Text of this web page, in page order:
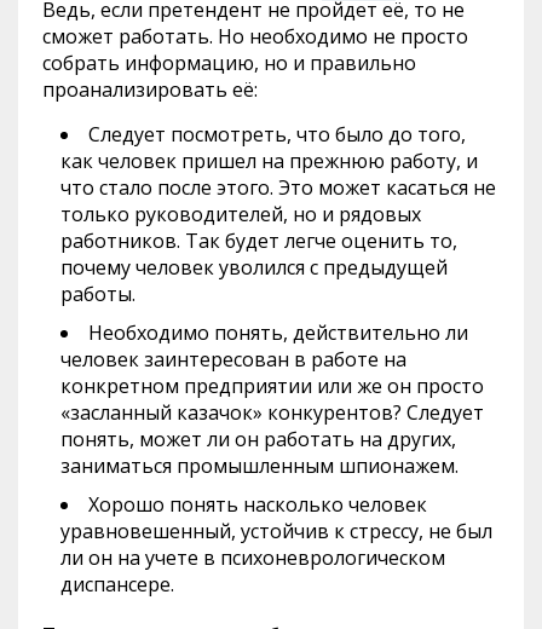
Ведь, если претендент не пройдет её, то не
сможет работать. Но необходимо не просто
собрать информацию, но и правильно
проанализировать её:
Следует посмотреть, что было до того,
как человек пришел на прежнюю работу, и
что стало после этого. Это может касаться не
только руководителей, но и рядовых
работников. Так будет легче оценить то,
почему человек уволился с предыдущей
работы.
Необходимо понять, действительно ли
человек заинтересован в работе на
конкретном предприятии или же он просто
«засланный казачок» конкурентов? Следует
понять, может ли он работать на других,
заниматься промышленным шпионажем.
Хорошо понять насколько человек
уравновешенный, устойчив к стрессу, не был
ли он на учете в психоневрологическом
диспансере.